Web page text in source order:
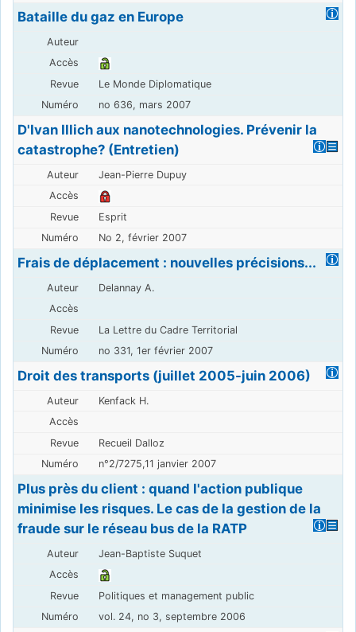
Bataille du gaz en Europe
Le Monde Diplomatique
no 636, mars 2007
D'Ivan Illich aux nanotechnologies. Prévenir la
catastrophe? (Entretien)
Jean-Pierre Dupuy
Esprit
No 2, février 2007
Frais de déplacement : nouvelles précisions...
Delannay A.
La Lettre du Cadre Territorial
no 331, 1er février 2007
Droit des transports (juillet 2005-juin 2006)
Kenfack H.
Recueil Dalloz
n°2/7275,11 janvier 2007
Plus près du client : quand l'action publique
minimise les risques. Le cas de la gestion de la
fraude sur le réseau bus de la RATP
Jean-Baptiste Suquet
Politiques et management public
vol. 24, no 3, septembre 2006